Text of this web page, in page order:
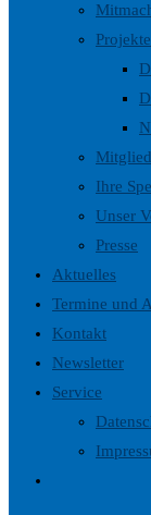
Projekte
Ihre
Unser
Presse
Aktuelles
Termine und
Kontakt
Newsletter
Service